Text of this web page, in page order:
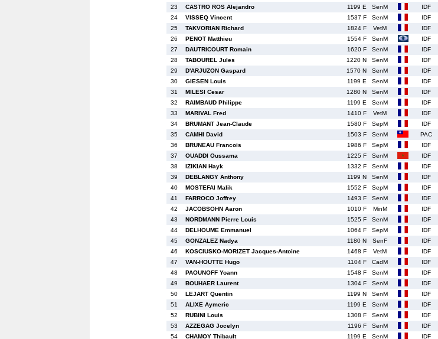
23
CASTRO ROS Alejandro 1199 E SenM IDF
24
VISSEQ Vincent 1537 F SenM IDF
25
TAKVORIAN Richard 1824 F VetM IDF
26
PENOT Matthieu 1554 F SenM IDF
27
DAUTRICOURT Romain 1620 F SenM IDF
28
TABOUREL Jules 1220 N SenM IDF
29
D'ARJUZON Gaspard 1570 N SenM IDF
30
GIESEN Louis 1199 E SenM IDF
31
MILESI Cesar 1280 N SenM IDF
32
RAIMBAUD Philippe 1199 E SenM IDF
33
MARIVAL Fred 1410 F VetM IDF
34
BRUMANT Jean-Claude 1580 F SepM IDF
35
CAMHI David 1503 F SenM PAC
36
BRUNEAU Francois 1986 F SepM IDF
37
OUADDI Oussama 1225 F SenM IDF
38
IZIKIAN Hayk 1332 F SenM IDF
39
DEBLANGY Anthony 1199 N SenM IDF
40
MOSTEFAI Malik 1552 F SepM IDF
41
FARROCO Joffrey 1493 F SenM IDF
42
JACOBSOHN Aaron 1010 F MinM IDF
43
NORDMANN Pierre Louis 1525 F SenM IDF
44
DELHOUME Emmanuel 1064 F SepM IDF
45
GONZALEZ Nadya 1180 N SenF IDF
46
KOSCIUSKO-MORIZET Jacques-Antoine 1468 F VetM IDF
47
VAN-HOUTTE Hugo 1104 F CadM IDF
48
PAOUNOFF Yoann 1548 F SenM IDF
49
BOUHAER Laurent 1304 F SenM IDF
50
LEJART Quentin 1199 N SenM IDF
51
ALIXE Aymeric 1199 E SenM IDF
52
RUBINI Louis 1308 F SenM IDF
53
AZZEGAG Jocelyn 1196 F SenM IDF
54
CHAMOY Thibault 1199 E SenM IDF